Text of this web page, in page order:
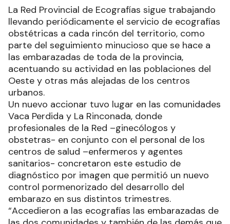
La Red Provincial de Ecografías sigue trabajando
llevando periódicamente el servicio de ecografías
obstétricas a cada rincón del territorio, como
parte del seguimiento minucioso que se hace a
las embarazadas de toda de la provincia,
acentuando su actividad en las poblaciones del
Oeste y otras más alejadas de los centros
urbanos.
Un nuevo accionar tuvo lugar en las comunidades
Vaca Perdida y La Rinconada, donde
profesionales de la Red –ginecólogos y
obstetras- en conjunto con el personal de los
centros de salud –enfermeros y agentes
sanitarios- concretaron este estudio de
diagnóstico por imagen que permitió un nuevo
control pormenorizado del desarrollo del
embarazo en sus distintos trimestres.
“Accedieron a las ecografías las embarazadas de